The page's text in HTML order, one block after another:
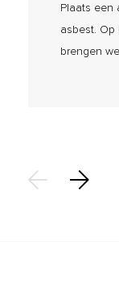
Plaats een
asbest.
brengen